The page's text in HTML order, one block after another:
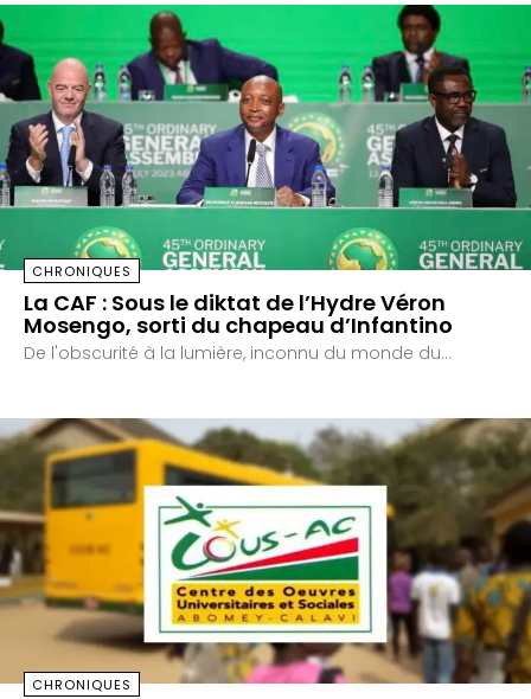
CHRONIQUES
La CAF : Sous le diktat de l’Hydre Véron
Mosengo, sorti du chapeau d’Infantino
De l'obscurité à la lumière, inconnu du monde du...
CHRONIQUES